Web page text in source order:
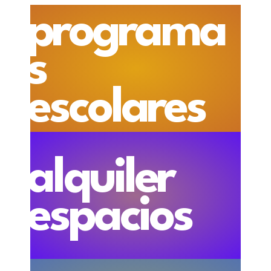
programa
s
escolares
alquiler
espacios